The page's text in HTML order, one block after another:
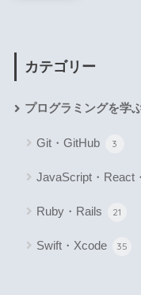
カテゴリー
プログラミングを学
Git・GitHub 3
JavaScript・React
Ruby・Rails 21
Swift・Xcode 35